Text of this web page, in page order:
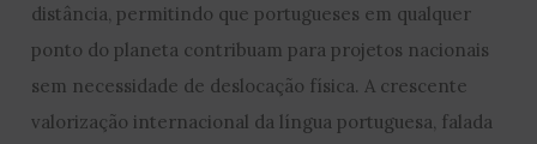
distância, permitindo que portugueses em qualquer
ponto do planeta contribuam para projetos nacionais
sem necessidade de deslocação física. A crescente
valorização internacional da língua portuguesa, falada